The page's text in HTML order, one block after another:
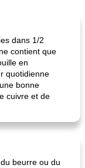
dans 1/2
contient que
en
quotidienne
bonne
cuivre et de
beurre ou du